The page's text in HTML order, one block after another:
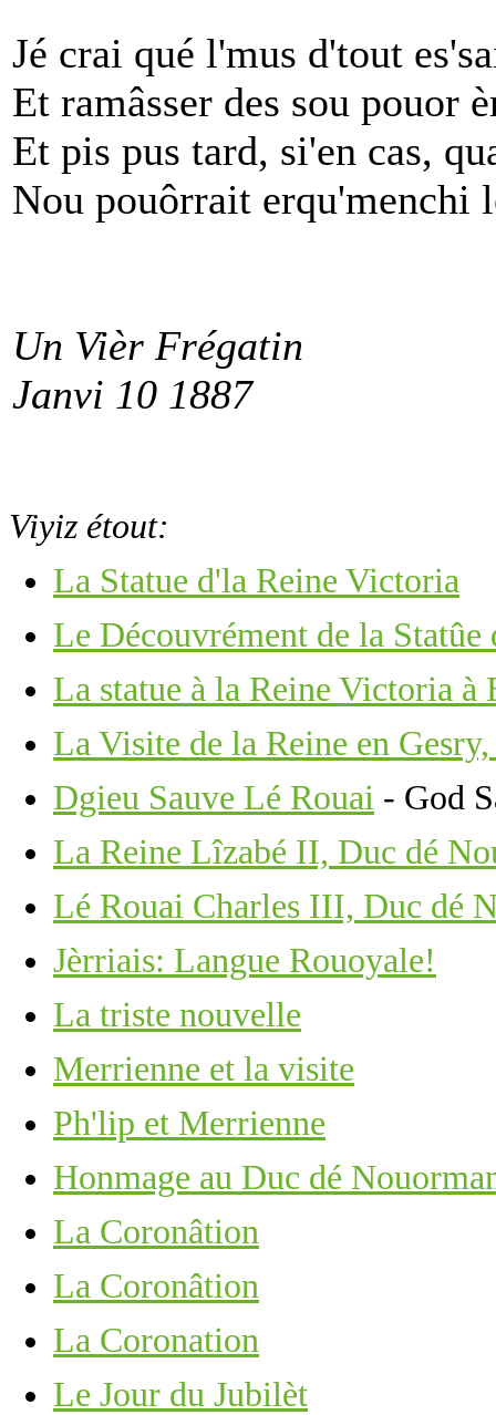
Jé crai qué l'mus d'tout
Et ramâsser des sou pouor
Et pis pus tard, si'en cas,
Nou pouôrrait erqu'menchi
Un Vièr Frégatin
Janvi 10 1887
Viyiz étout:
La Statue d'la Reine Victoria
Le Découvrément de la
La statue à la Reine Victoria à
La Visite de la Reine en
Dgieu Sauve Lé Rouai - God
La Reine Lîzabé II, Duc dé
Lé Rouai Charles III, Duc dé
Jèrriais: Langue Rouoyale!
La triste nouvelle
Merrienne et la visite
Ph'lip et Merrienne
Honmage au Duc dé
La Coronâtion
La Coronâtion
La Coronation
Le Jour du Jubilèt